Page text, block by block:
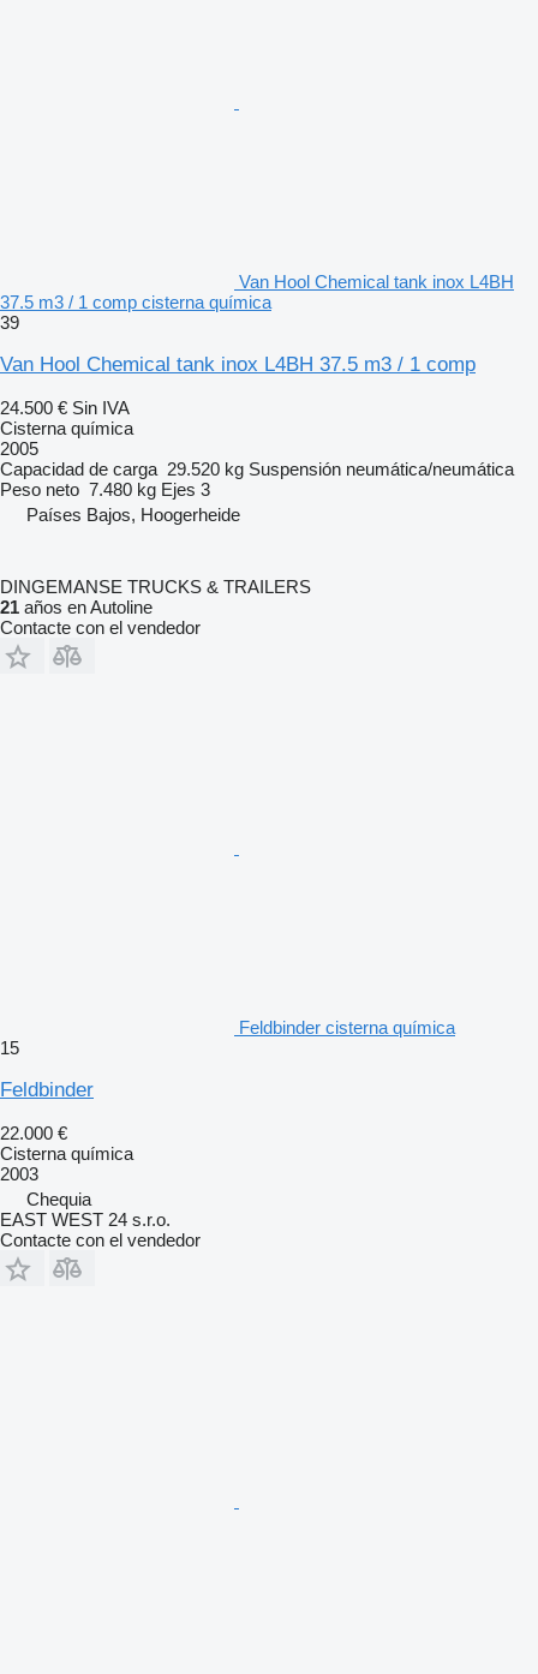
Van Hool Chemical tank inox L4BH
37.5 m3 / 1 comp cisterna química
39
Van Hool Chemical tank inox L4BH 37.5 m3 / 1 comp
24.500 € Sin IVA
Cisterna química
2005
Capacidad de carga 29.520 kg Suspensión neumática/neumática
Peso neto 7.480 kg Ejes 3
Países Bajos, Hoogerheide
DINGEMANSE TRUCKS & TRAILERS
21 años en Autoline
Contacte con el vendedor
Feldbinder cisterna química
15
Feldbinder
22.000 €
Cisterna química
2003
Chequia
EAST WEST 24 s.r.o.
Contacte con el vendedor